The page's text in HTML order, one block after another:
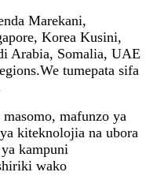
Marekani,
Korea Kusini,
Arabia, Somalia, UAE
tumepata sifa
mafunzo ya
kiteknolojia na ubora
kampuni
wako